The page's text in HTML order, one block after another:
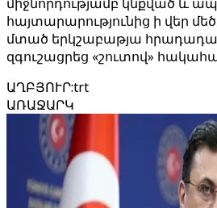
հայտարարությունից ի վեր
մտած երկշաբաթյա
զգուշացրեց «շուտով»
ԱՂԲՅՈՒՐ:trt
ԱՌԱՋԱՐԿ